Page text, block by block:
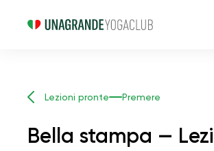
Lezioni pronte Premere
Bella stampa —